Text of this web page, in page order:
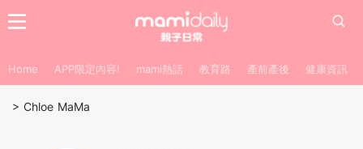
Home APP限定內容! mami熱話 教育路 產前產後 健康資訊
> Chloe MaMa